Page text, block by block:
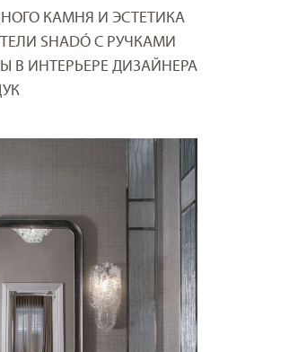
КАМНЯ И ЭСТЕТИКА
SHADÓ С РУЧКАМИ
В ИНТЕРЬЕРЕ ДИЗАЙНЕРА